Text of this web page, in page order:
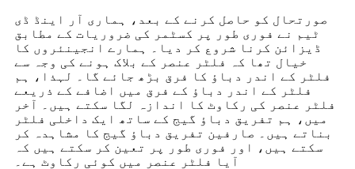
صورتحال کو حاصل کرنے کے بعد، ہماری آر اینڈ ڈی
ٹیم نے فوری طور پر کسٹمر کی ضروریات کے مطابق
ڈیزائن کرنا شروع کر دیا۔ ہمارے انجینئروں کا
خیال تھا کہ فلٹر عنصر کے بلاک ہونے کی وجہ سے
فلٹر کے اندر دباؤ کا فرق بڑھ جائے گا۔ لہذا، ہم
فلٹر کے اندر دباؤ کے فرق میں اضافے کے ذریعے
فلٹر عنصر کی رکاوٹ کا اندازہ لگا سکتے ہیں۔ آخر
میں، ہم تفریق دباؤ گیج کے ساتھ ایک داخلی فلٹر
بناتے ہیں۔ صارفین تفریق دباؤ گیج کا مشاہدہ کر
سکتے ہیں، اور فوری طور پر تعین کر سکتے ہیں کہ
آیا فلٹر عنصر میں کوئی رکاوٹ ہے۔